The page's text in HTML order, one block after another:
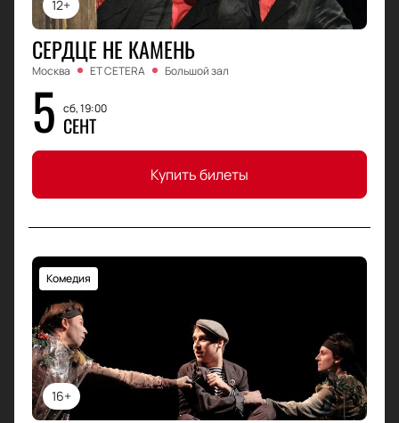
12+
СЕРДЦЕ НЕ КАМЕНЬ
Москва ET CETERA Большой зал
5 сб, 19:00
СЕНТ
Купить билеты
16+
Комедия